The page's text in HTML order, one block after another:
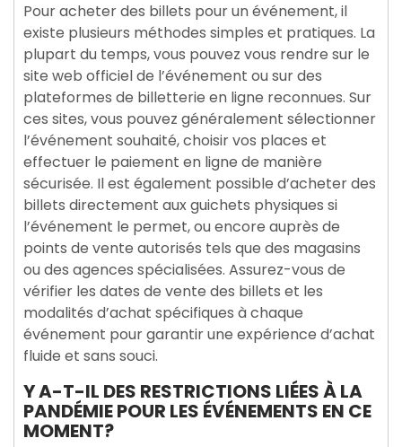
Pour acheter des billets pour un événement, il
existe plusieurs méthodes simples et pratiques. La
plupart du temps, vous pouvez vous rendre sur le
site web officiel de l’événement ou sur des
plateformes de billetterie en ligne reconnues. Sur
ces sites, vous pouvez généralement sélectionner
l’événement souhaité, choisir vos places et
effectuer le paiement en ligne de manière
sécurisée. Il est également possible d’acheter des
billets directement aux guichets physiques si
l’événement le permet, ou encore auprès de
points de vente autorisés tels que des magasins
ou des agences spécialisées. Assurez-vous de
vérifier les dates de vente des billets et les
modalités d’achat spécifiques à chaque
événement pour garantir une expérience d’achat
fluide et sans souci.
Y A-T-IL DES RESTRICTIONS LIÉES À LA
PANDÉMIE POUR LES ÉVÉNEMENTS EN CE
MOMENT?